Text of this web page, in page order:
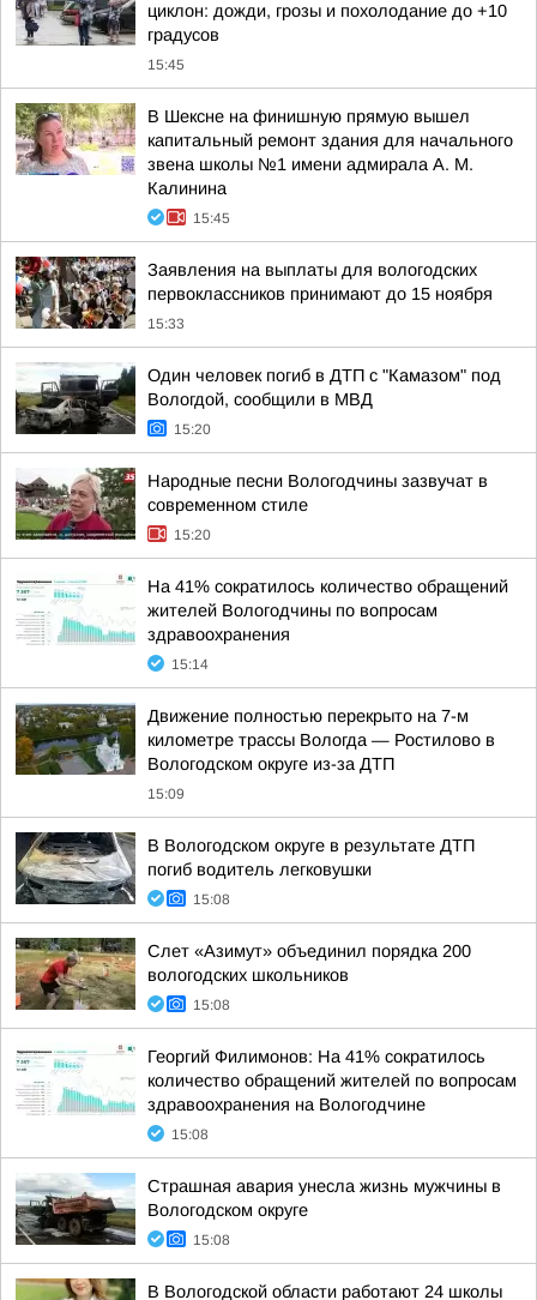
циклон: дожди, грозы и похолодание до +10
градусов
15:45
В Шексне на финишную прямую вышел
капитальный ремонт здания для начального
звена школы №1 имени адмирала А. М.
Калинина
15:45
Заявления на выплаты для вологодских
первоклассников принимают до 15 ноября
15:33
Один человек погиб в ДТП с "Камазом" под
Вологдой, сообщили в МВД
15:20
Народные песни Вологодчины зазвучат в
современном стиле
15:20
На 41% сократилось количество обращений
жителей Вологодчины по вопросам
здравоохранения
15:14
Движение полностью перекрыто на 7-м
километре трассы Вологда — Ростилово в
Вологодском округе из-за ДТП
15:09
В Вологодском округе в результате ДТП
погиб водитель легковушки
15:08
Слет «Азимут» объединил порядка 200
вологодских школьников
15:08
Георгий Филимонов: На 41% сократилось
количество обращений жителей по вопросам
здравоохранения на Вологодчине
15:08
Страшная авария унесла жизнь мужчины в
Вологодском округе
15:08
В Вологодской области работают 24 школы